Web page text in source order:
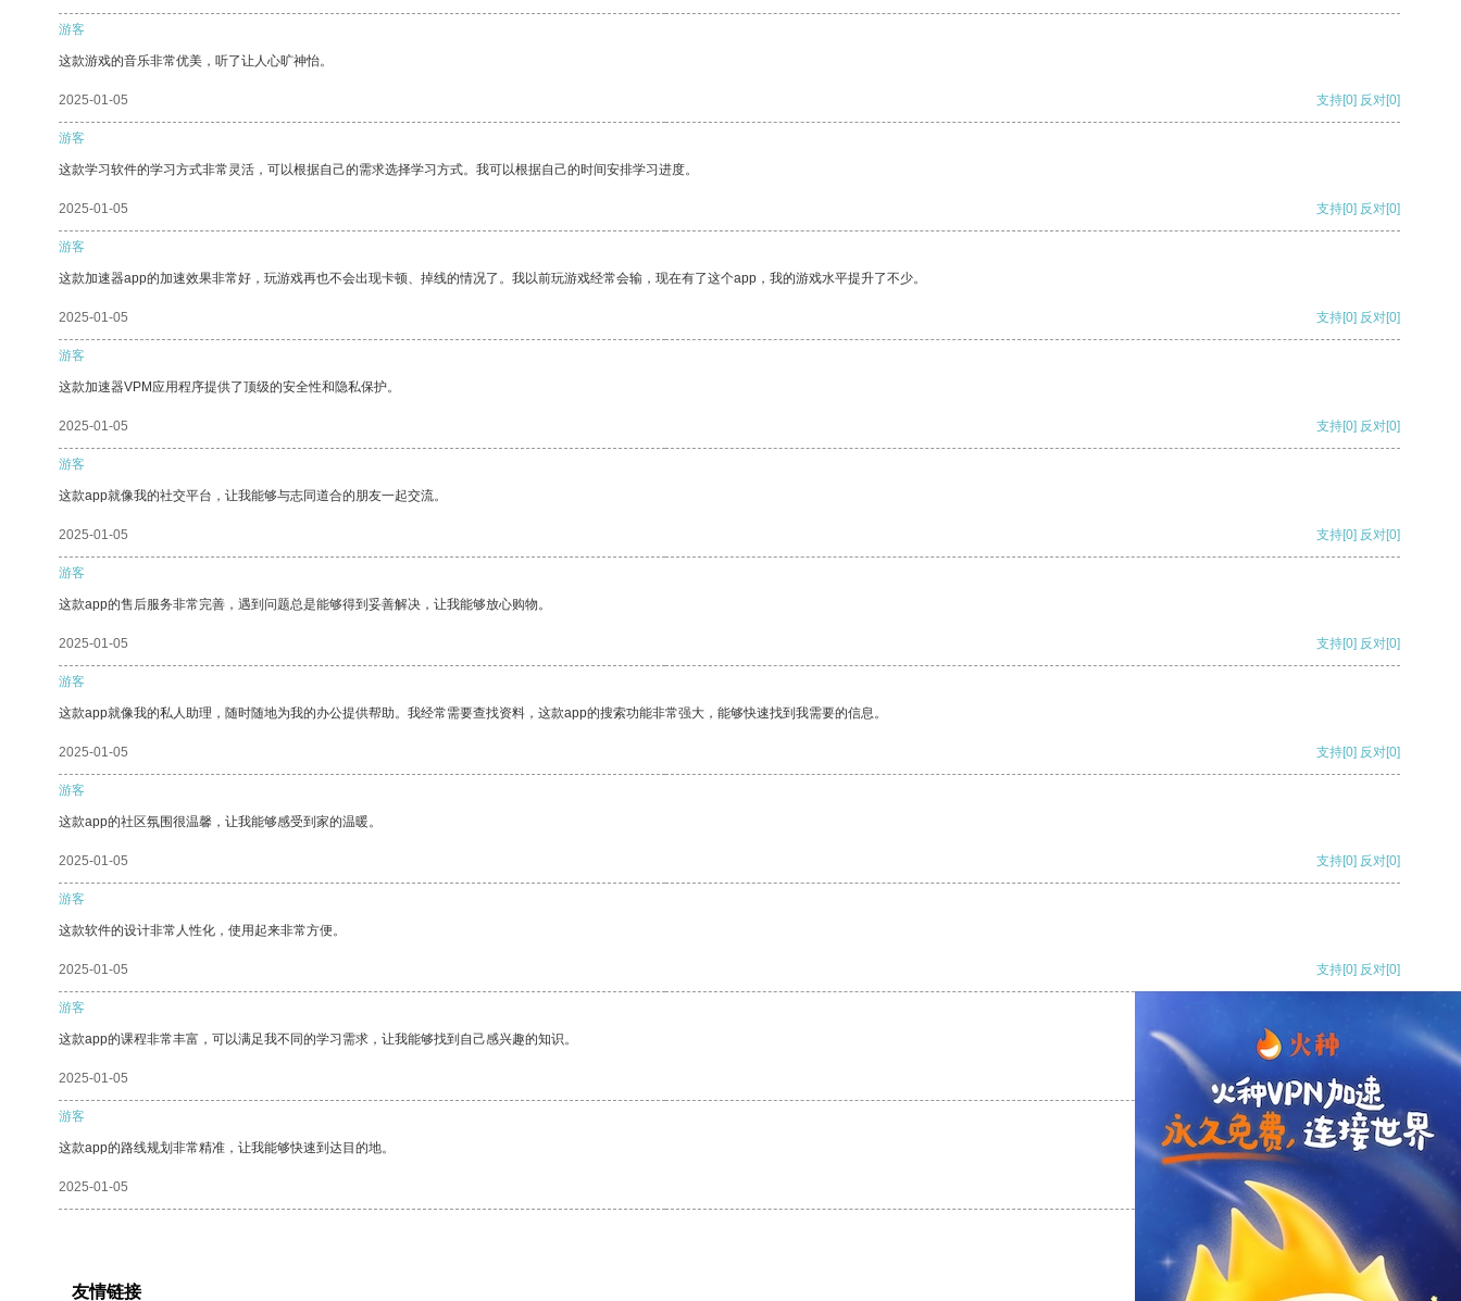
游客
这款游戏的音乐非常优美，听了让人心旷神怡。
2025-01-05 支持[0] 反对[0]
游客
这款学习软件的学习方式非常灵活，可以根据自己的需求选择学习方式。我可以根据自己的时间安排学习进度。
2025-01-05 支持[0] 反对[0]
游客
这款加速器app的加速效果非常好，玩游戏再也不会出现卡顿、掉线的情况了。我以前玩游戏经常会输，现在有了这个app，我的游戏水平提升了不少。
2025-01-05 支持[0] 反对[0]
游客
这款加速器VPM应用程序提供了顶级的安全性和隐私保护。
2025-01-05 支持[0] 反对[0]
游客
这款app就像我的社交平台，让我能够与志同道合的朋友一起交流。
2025-01-05 支持[0] 反对[0]
游客
这款app的售后服务非常完善，遇到问题总是能够得到妥善解决，让我能够放心购物。
2025-01-05 支持[0] 反对[0]
游客
这款app就像我的私人助理，随时随地为我的办公提供帮助。我经常需要查找资料，这款app的搜索功能非常强大，能够快速找到我需要的信息。
2025-01-05 支持[0] 反对[0]
游客
这款app的社区氛围很温馨，让我能够感受到家的温暖。
2025-01-05 支持[0] 反对[0]
游客
这款软件的设计非常人性化，使用起来非常方便。
2025-01-05 支持[0] 反对[0]
游客
这款app的课程非常丰富，可以满足我不同的学习需求，让我能够找到自己感兴趣的知识。
2025-01-05 支持 反对
游客
这款app的路线规划非常精准，让我能够快速到达目的地。
2025-01-05 [0]
友情链接